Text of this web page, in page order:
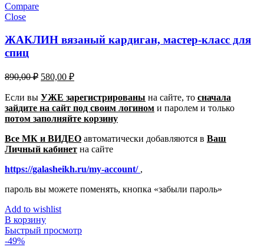
Compare
Close
ЖАКЛИН вязаный кардиган, мастер-класс для
спиц
890,00₽ Первоначальная
составляла
890,00 ₽.
580,00 ₽Текущая
580,00 ₽.
Если вы УЖЕ зарегистрированы на сайте, то сначала
зайдите на сайт под своим логином и паролем и только
потом заполняйте корзину
Все МК и ВИДЕО автоматически добавляются в Ваш
Личный кабинет на сайте
https://galasheikh.ru/my-account/ ,
пароль вы можете поменять, кнопка «забыли пароль»
Add to wishlist
В корзину
Быстрый просмотр
-49%